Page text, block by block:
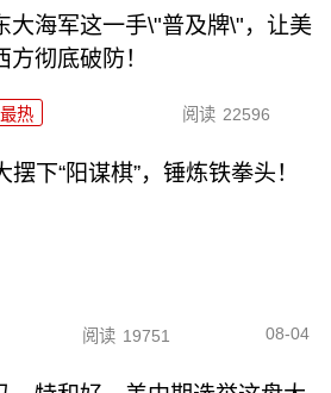
大海军这一手\"普及牌\"，让美
方彻底破防！
最热 阅读 22596
下“阳谋棋”，锤炼铁拳头！
阅读 19751 08-04